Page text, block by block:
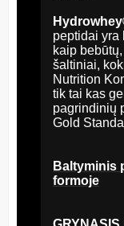
peptidai yra
kaip
šaltiniai,
Nutrition
tik tai kas
pagrindinių
Gold
Baltyminis
formoje